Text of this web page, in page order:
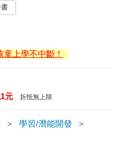
上學不中斷！
元 折抵無上限
＞ 學習/潛能開發
＞